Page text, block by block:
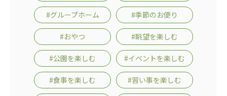
#グループホーム #季節のお便り
#おやつ #眺望を楽しむ
#公園を楽しむ #イベントを楽しむ
#食事を楽しむ #習い事を楽しむ